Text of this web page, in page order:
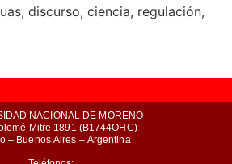
discurso, ciencia, regulación,
NACIONAL DE MORENO
Mitre 1891 (B1744OHC)
– Buenos Aires – Argentina